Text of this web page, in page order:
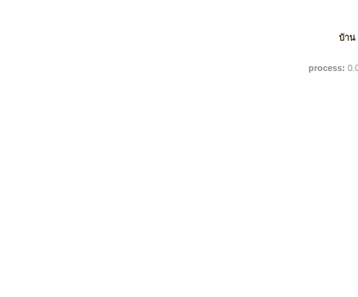
บ้าน
process: